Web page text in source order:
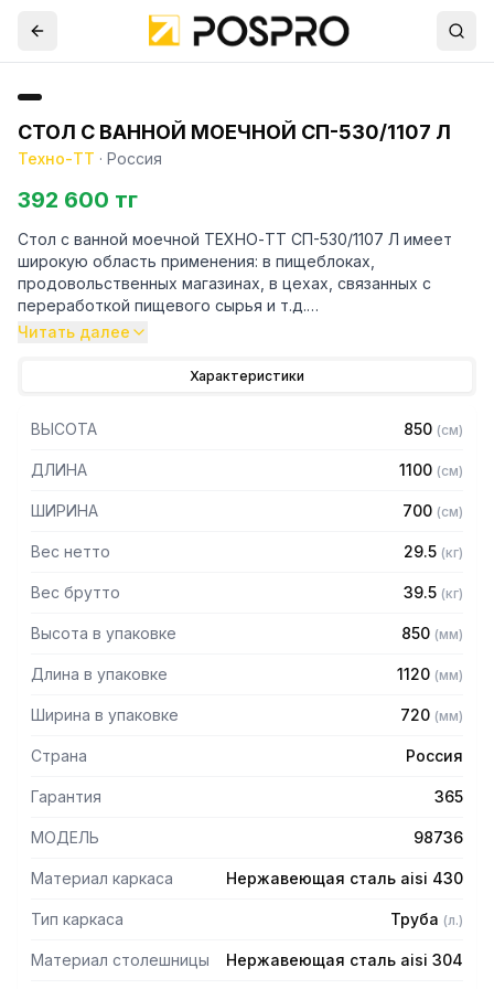
СТОЛ С ВАННОЙ МОЕЧНОЙ СП-530/1107 Л
Техно-ТТ · Россия
392 600 тг
Стол с ванной моечной ТЕХНО-ТТ СП-530/1107 Л имеет
широкую область применения: в пищеблоках,
продовольственных магазинах, в цехах, связанных с
переработкой пищевого сырья и т.д.
Стол состоит из столешницы и вваренной цельнотянутой
— Стол производственный без борта с ванной моечной
расположенной слева
— Столешница из нержавеющей стали марки AISI 304
толщиной 1мм
марки AISI 430 толщиной 1,2 мм
из нержавеющей стали марки AISI 304 толщиной 1мм
AISI 430 толщиной 0,8 мм
— Стол поставляется в разобранном виде
Читать далее
Характеристики
ВЫСОТА 850 (см)
ДЛИНА 1100 (см)
ШИРИНА 700 (см)
Вес нетто 29.5 (кг)
Вес брутто 39.5 (кг)
Высота в упаковке 850 (мм)
Длина в упаковке 1120 (мм)
Ширина в упаковке 720 (мм)
Страна Россия
Гарантия 365
МОДЕЛЬ 98736
Материал каркаса Нержавеющая сталь aisi 430
Тип каркаса Труба (л.)
Материал столешницы Нержавеющая сталь aisi 304